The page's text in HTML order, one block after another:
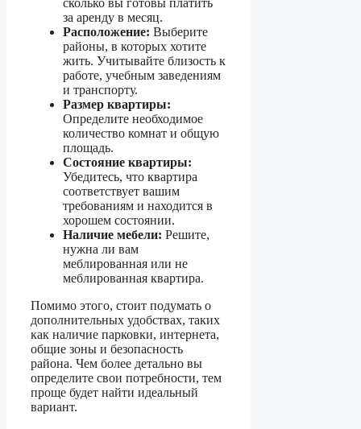
сколько вы готовы платить
за аренду в месяц.
Расположение: Выберите
районы, в которых хотите
жить. Учитывайте близость к
работе, учебным заведениям
и транспорту.
Размер квартиры:
Определите необходимое
количество комнат и общую
площадь.
Состояние квартиры:
Убедитесь, что квартира
соответствует вашим
требованиям и находится в
хорошем состоянии.
Наличие мебели: Решите,
нужна ли вам
меблированная или не
меблированная квартира.
Помимо этого, стоит подумать о
дополнительных удобствах, таких
как наличие парковки, интернета,
общие зоны и безопасность
района. Чем более детально вы
определите свои потребности, тем
проще будет найти идеальный
вариант.